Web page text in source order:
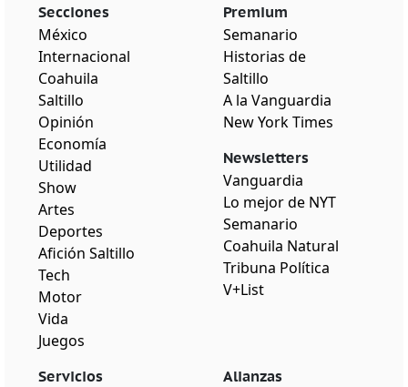
Secciones
México
Internacional
Coahuila
Saltillo
Opinión
Economía
Utilidad
Show
Artes
Deportes
Afición Saltillo
Tech
Motor
Vida
Juegos
Premium
Semanario
Historias de
Saltillo
A la Vanguardia
New York Times
Newsletters
Vanguardia
Lo mejor de NYT
Semanario
Coahuila Natural
Tribuna Política
V+List
Servicios Alianzas